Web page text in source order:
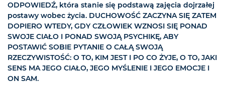
ODPOWIEDŹ, która stanie się podstawą zajęcia dojrzałej
postawy wobec życia. DUCHOWOŚĆ ZACZYNA SIĘ ZATEM
DOPIERO WTEDY, GDY CZŁOWIEK WZNOSI SIĘ PONAD
SWOJE CIAŁO I PONAD SWOJĄ PSYCHIKĘ, ABY
POSTAWIĆ SOBIE PYTANIE O CAŁĄ SWOJĄ
RZECZYWISTOŚĆ: O TO, KIM JEST I PO CO ŻYJE, O TO, JAKI
SENS MA JEGO CIAŁO, JEGO MYŚLENIE I JEGO EMOCJE I
ON SAM.